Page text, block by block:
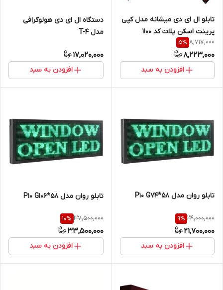
تابلو ال ای دی میشانه مدل کپی
پرینت اسکن پلات کد 1100
مجموعه 4 عددی
8,717,000
5%
8,223,000
افزودن به سبد
دستگاه ال ای دی هولوگرافی
مدل T-4
17,020,000
افزودن به سبد
تابلو روان مدل P10 G74*58
24,000,000
9%
21,700,000
افزودن به سبد
تابلو روان مدل P10 G106*58
37,500,000
10%
33,500,000
افزودن به سبد